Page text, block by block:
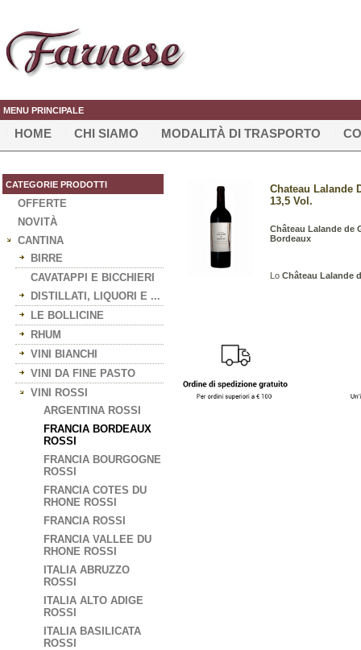
MENU PRINCIPALE
HOME CHI SIAMO MODALITÀ DI TRASPORTO
CATEGORIE PRODOTTI
OFFERTE
NOVITÀ
CANTINA
BIRRE
CAVATAPPI E BICCHIERI
DISTILLATI, LIQUORI E ...
LE BOLLICINE
RHUM
VINI BIANCHI
VINI DA FINE PASTO
VINI ROSSI
ARGENTINA ROSSI
FRANCIA BORDEAUX
ROSSI
FRANCIA BOURGOGNE
ROSSI
FRANCIA COTES DU
RHONE ROSSI
FRANCIA ROSSI
FRANCIA VALLEE DU
RHONE ROSSI
ITALIA ABRUZZO
ROSSI
ITALIA ALTO ADIGE
ROSSI
ITALIA BASILICATA
ROSSI
Chateau Lalande
13,5 Vol.
Château Lalande de
Bordeaux
Lo Château Lalande